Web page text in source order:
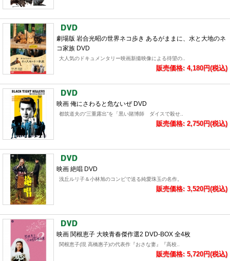
劇場版 岩合光昭の世界ネコ歩き あるがままに、水と大地のネ
コ家族 DVD
大人気のドキュメンタリー映画新撮映像による待望の..
販売価格: 4,180円(税込)
映画 俺にさわると危ないぜ DVD
都筑道夫の“三重露出”を「黒い賭博師 ダイスで殺せ..
販売価格: 2,750円(税込)
映画 絶唱 DVD
浅丘ルリ子＆小林旭のコンビで送る純愛珠玉の名作。
販売価格: 3,520円(税込)
映画 関根恵子 大映青春傑作選2 DVD-BOX 全4枚
関根恵子(現 高橋惠子)の代表作『おさな妻』『高校..
販売価格: 5,720円(税込)